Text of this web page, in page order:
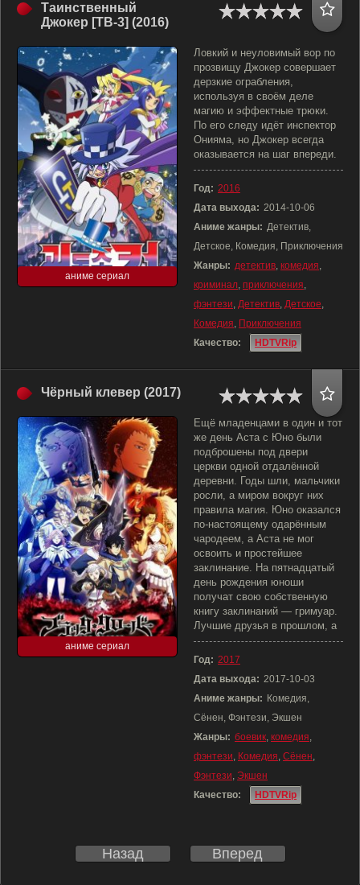
Таинственный
Джокер [ТВ-3] (2016)
аниме сериал
Ловкий и неуловимый вор по
прозвищу Джокер совершает
дерзкие ограбления,
используя в своём деле
магию и эффектные трюки.
По его следу идёт инспектор
Онияма, но Джокер всегда
оказывается на шаг впереди.
Год: 2016
Дата выхода: 2014-10-06
Аниме жанры: Детектив,
Детское, Комедия, Приключения
Жанры: детектив, комедия,
криминал, приключения,
фэнтези, Детектив, Детское,
Комедия, Приключения
Качество:
HDTVRip
Чёрный клевер (2017)
аниме сериал
Ещё младенцами в один и тот
же день Аста с Юно были
подброшены под двери
церкви одной отдалённой
деревни. Годы шли, мальчики
росли, а миром вокруг них
правила магия. Юно оказался
по-настоящему одарённым
чародеем, а Аста не мог
освоить и простейшее
заклинание. На пятнадцатый
день рождения юноши
получат свою собственную
книгу заклинаний — гримуар.
Лучшие друзья в прошлом, а
Год: 2017
Дата выхода: 2017-10-03
Аниме жанры: Комедия,
Сёнен, Фэнтези, Экшен
Жанры: боевик, комедия,
фэнтези, Комедия, Сёнен,
Фэнтези, Экшен
Качество:
HDTVRip
Назад Вперед